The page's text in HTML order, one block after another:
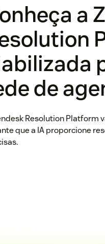
a
de
Resolution Platform
que a IA proporcione